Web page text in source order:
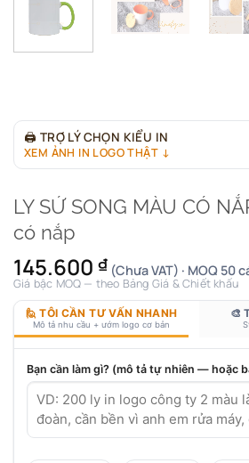
🖨 TRỢ LÝ CHỌN KIỂU IN
XEM ẢNH IN LOGO THẬT ↓
LY SỨ SONG MÀU CÓ
có nắp
145.600 ₫ (Chưa VAT) · MOQ 50
Giá bậc MOQ — theo Bảng Giá & Chiết khấu
🙋 TÔI CẦN TƯ VẤN NHANH
Mô tả nhu cầu + ướm logo cơ bản
🎨
Bạn cần làm gì? (mô tả tự nhiên — hoặc